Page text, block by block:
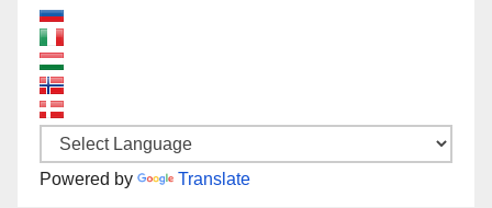
Powered by Translate